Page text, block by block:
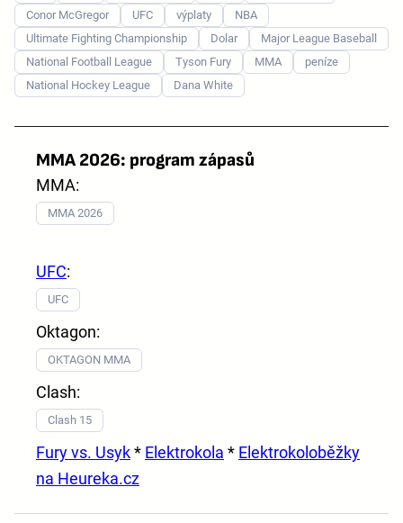
Conor McGregor
UFC výplaty
NBA
Ultimate Fighting Championship
Dolar
Major League Baseball
National Football League
Tyson Fury MMA
peníze
National Hockey League
Dana White
MMA 2026: program zápasů
MMA:
MMA 2026
UFC:
UFC
Oktagon:
OKTAGON MMA
Clash:
Clash 15
Fury vs. Usyk* Elektrokola * Elektrokoloběžky
na Heureka.cz